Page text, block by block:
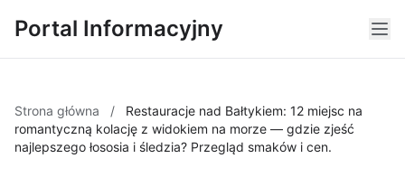
Portal Informacyjny
Strona główna /
Restauracje nad Bałtykiem: 12 miejsc na
romantyczną kolację z widokiem na morze — gdzie zjeść
najlepszego łososia i śledzia? Przegląd smaków i cen.